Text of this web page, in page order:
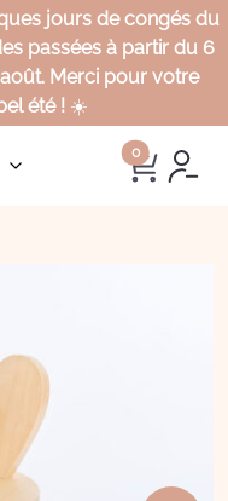
jours de congés du
passées à partir du 6
Merci pour votre
été !☀️
0